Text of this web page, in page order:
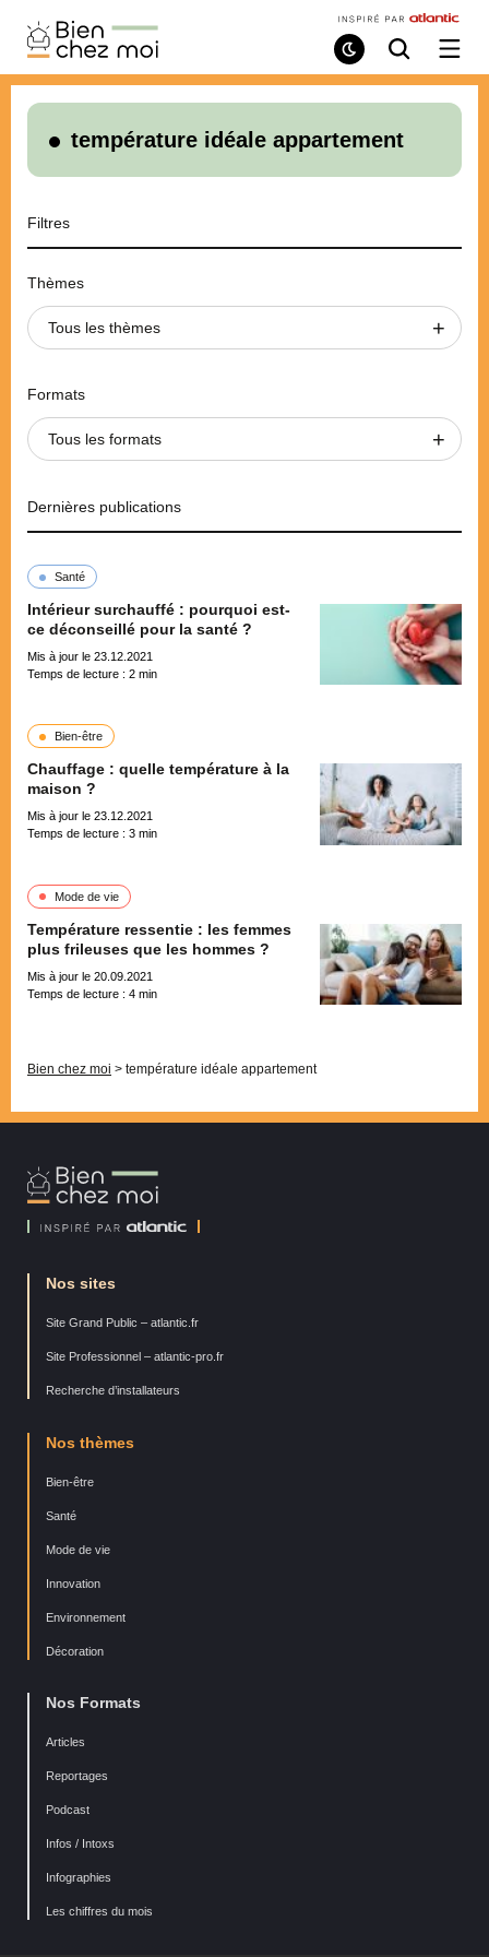
Bien
Chez
Moi
Mode
de
Recherche
/
le
température idéale appartement
Filtres
Thèmes
Tous les thèmes
Formats
Tous les formats
Dernières publications
Santé
Intérieur surchauffé : pourquoi est-
ce déconseillé pour la santé ?
Mis à jour le 23.12.2021
Temps de lecture : 2 min
Bien-être
Chauffage : quelle température à la
maison ?
Mis à jour le 23.12.2021
Temps de lecture : 3 min
Mode de vie
Température ressentie : les femmes
plus frileuses que les hommes ?
Mis à jour le 20.09.2021
Temps de lecture : 4 min
Bien chez moi > température idéale appartement
Bien
Chez
Nos sites
Site Grand Public – atlantic.fr
Site Professionnel – atlantic-pro.fr
Recherche d’installateurs
Nos thèmes
Bien-être
Santé
Mode de vie
Innovation
Environnement
Décoration
Nos Formats
Articles
Reportages
Podcast
Infos / Intoxs
Infographies
Les chiffres du mois